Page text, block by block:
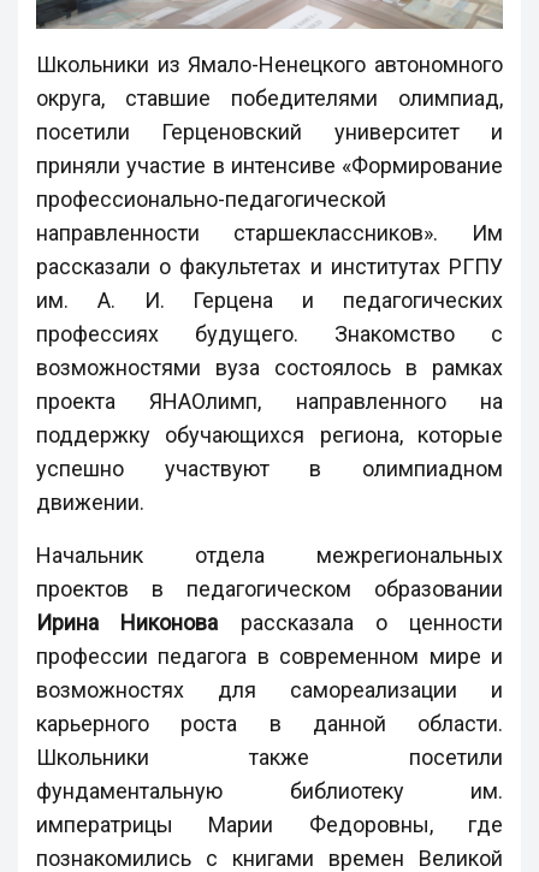
Школьники из Ямало-Ненецкого автономного
округа, ставшие победителями олимпиад,
посетили Герценовский университет и
приняли участие в интенсиве «Формирование
профессионально-педагогической
направленности старшеклассников». Им
рассказали о факультетах и институтах РГПУ
им. А. И. Герцена и педагогических
профессиях будущего. Знакомство с
возможностями вуза состоялось в рамках
проекта ЯНАОлимп, направленного на
поддержку обучающихся региона, которые
успешно участвуют в олимпиадном
движении.
Начальник отдела межрегиональных
проектов в педагогическом образовании
Ирина Никонова рассказала о ценности
профессии педагога в современном мире и
возможностях для самореализации и
карьерного роста в данной области.
Школьники также посетили
фундаментальную библиотеку им.
императрицы Марии Федоровны, где
познакомились с книгами времен Великой